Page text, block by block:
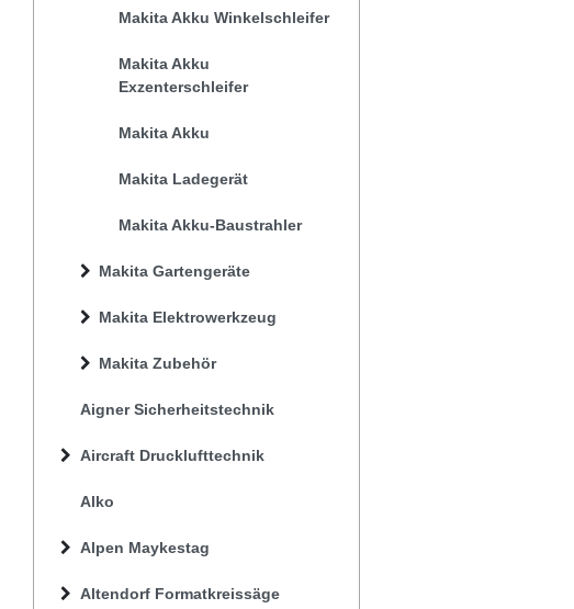
Aigner Sicherheitstechnik
Aircraft Drucklufttechnik
Alko
Alpen Maykestag
Altendorf Formatkreissäge
Makita Akku Winkelschleifer
Makita Akku
Exzenterschleifer
Makita Akku
Makita Ladegerät
Makita Akku-Baustrahler
Makita Gartengeräte
Makita Elektrowerkzeug
Makita Zubehör